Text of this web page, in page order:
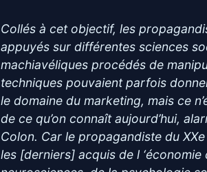
Collés à cet objectif, les
appuyés sur différentes sciences
machiavéliques procédés de
techniques pouvaient parfois
le domaine du marketing, mais ce
de ce qu’on connaît aujourd’hui,
Colon. Car le propagandiste du XXe
les [derniers] acquis de l